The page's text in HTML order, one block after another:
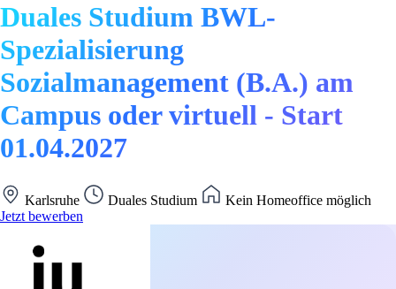
Duales Studium BWL-
Spezialisierung
Sozialmanagement (B.A.) am
Campus oder virtuell - Start
01.04.2027
Karlsruhe Duales Studium
Kein Homeoffice möglich
Jetzt bewerben